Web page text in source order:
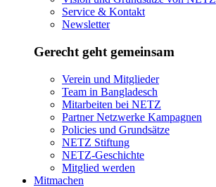
Service & Kontakt
Newsletter
Gerecht geht gemeinsam
Verein und Mitglieder
Team in Bangladesch
Mitarbeiten bei NETZ
Partner Netzwerke Kampagnen
Policies und Grundsätze
NETZ Stiftung
NETZ-Geschichte
Mitglied werden
Mitmachen